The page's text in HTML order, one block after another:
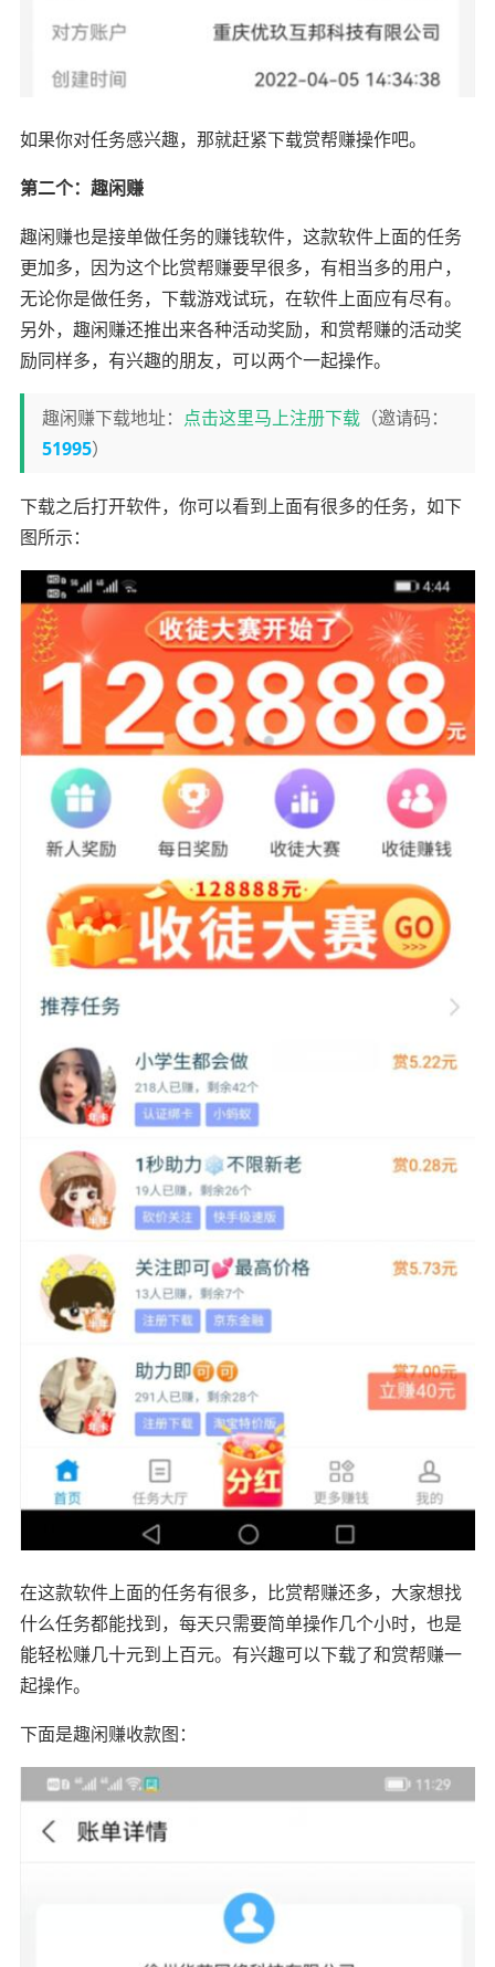
如果你对任务感兴趣，那就赶紧下载赏帮赚操作吧。
第二个：趣闲赚
趣闲赚也是接单做任务的赚钱软件，这款软件上面的任务
更加多，因为这个比赏帮赚要早很多，有相当多的用户，
无论你是做任务，下载游戏试玩，在软件上面应有尽有。
另外，趣闲赚还推出来各种活动奖励，和赏帮赚的活动奖
励同样多，有兴趣的朋友，可以两个一起操作。
趣闲赚下载地址： 点击这里马上注册下载（邀请码：
51995）
下载之后打开软件，你可以看到上面有很多的任务，如下
图所示：
在这款软件上面的任务有很多，比赏帮赚还多，大家想找
什么任务都能找到，每天只需要简单操作几个小时，也是
能轻松赚几十元到上百元。有兴趣可以下载了和赏帮赚一
起操作。
下面是趣闲赚收款图：